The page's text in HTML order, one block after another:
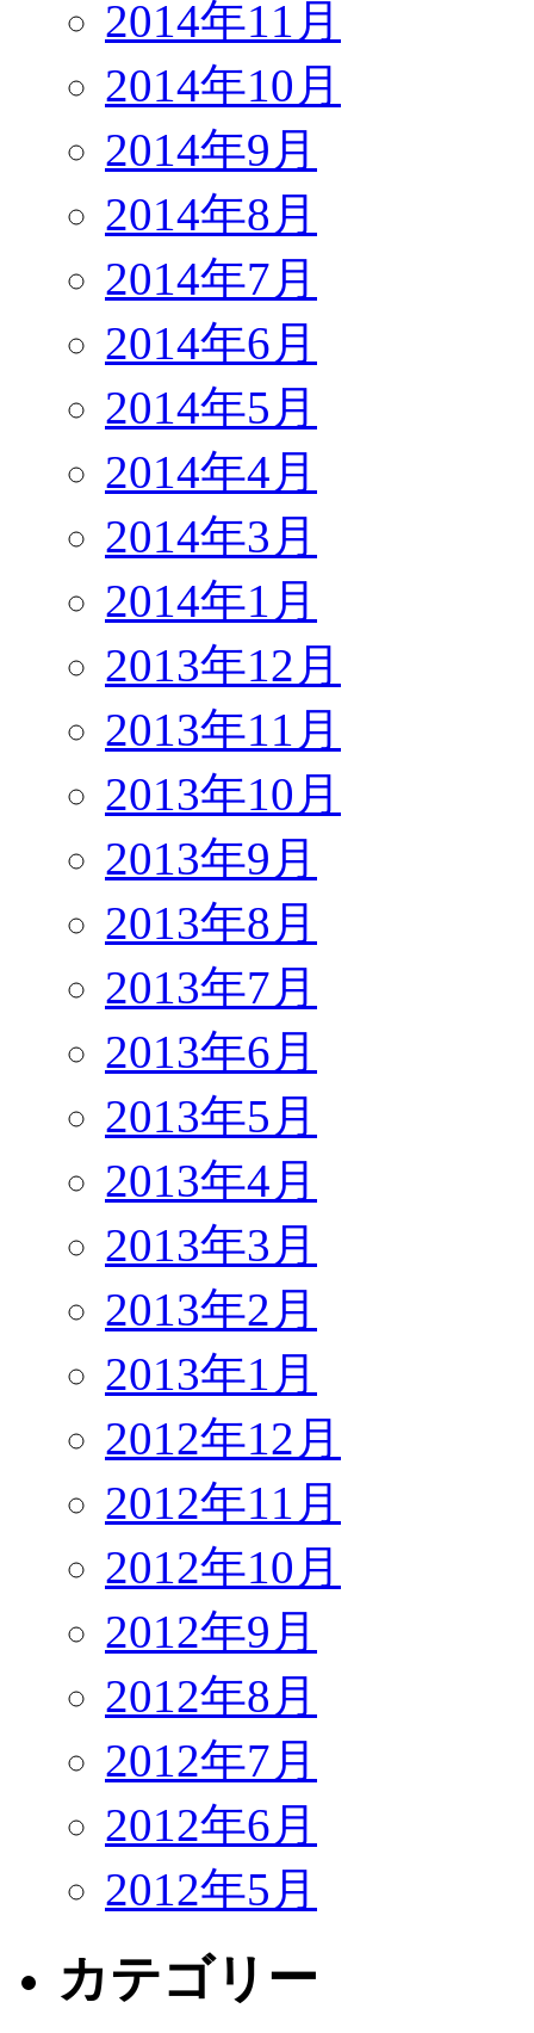
2014年11月
2014年10月
2014年9月
2014年8月
2014年7月
2014年6月
2014年5月
2014年4月
2014年3月
2014年1月
2013年12月
2013年11月
2013年10月
2013年9月
2013年8月
2013年7月
2013年6月
2013年5月
2013年4月
2013年3月
2013年2月
2013年1月
2012年12月
2012年11月
2012年10月
2012年9月
2012年8月
2012年7月
2012年6月
2012年5月
カテゴリー